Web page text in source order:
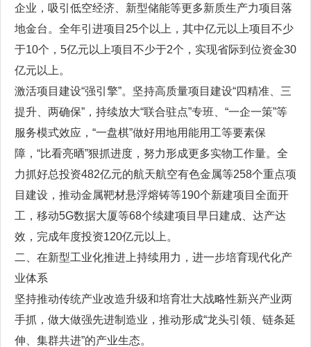
企业，吸引低空经济、新型储能等更多新质生产力项目落
地金台。全年引进项目25个以上，其中亿元以上项目不少
于10个，5亿元以上项目不少于2个，实现省际到位资金30
亿元以上。
激活项目建设“强引擎”。坚持高质量项目建设“四精准、三
提升、两确保”，持续放大“联合驻点”专班、“一企一策”等
服务模式效应，“一盘棋”做好用地用能用工等要素保
障，“比看亮晒”狠抓进度，努力形成更多实物工作量。全
力抓好总投资482亿元的航天航空有色金属等258个重点项
目建设，推动金属靶材悬浮熔铸等190个新建项目全面开
工，移动5G数据大厦等68个续建项目早日建成、达产达
效，完成年度投资120亿元以上。
二、在新型工业化推进上持续用力，进一步培育现代化产
业体系
坚持推动传统产业改造升级和培育壮大战略性新兴产业两
手抓，做大做强先进制造业，推动形成“龙头引领、链条延
伸、集群共进”的产业生态。